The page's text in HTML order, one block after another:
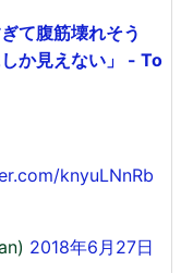
て腹筋壊れそう
か見えない」 - To
knyuLNnRb
2018年6月27日